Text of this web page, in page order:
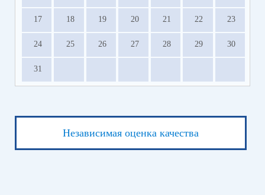
17 18 19 20 21 22 23
24 25 26 27 28 29 30
31
Независимая оценка качества